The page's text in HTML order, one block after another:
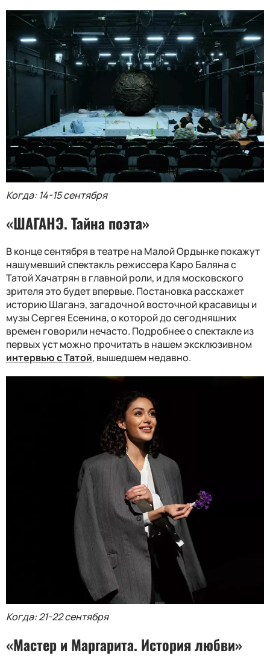
Когда: 14-15 сентября
«ШАГАНЭ. Тайна поэта»
В конце сентября в театре на Малой Ордынке покажут
нашумевший спектакль режиссера Каро Баляна с
Татой Хачатрян в главной роли, и для московского
зрителя это будет впервые. Постановка расскажет
историю Шаганэ, загадочной восточной красавицы и
музы Сергея Есенина, о которой до сегодняшних
времен говорили нечасто. Подробнее о спектакле из
первых уст можно прочитать в нашем эксклюзивном
интервью с Татой, вышедшем недавно.
Когда: 21-22 сентября
«Мастер и Маргарита. История любви»